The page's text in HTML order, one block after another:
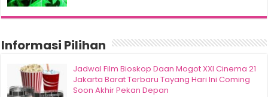
Informasi Pilihan
Jadwal Film Bioskop Daan Mogot XXI Cinema 21
Jakarta Barat Terbaru Tayang Hari Ini Coming
Soon Akhir Pekan Depan